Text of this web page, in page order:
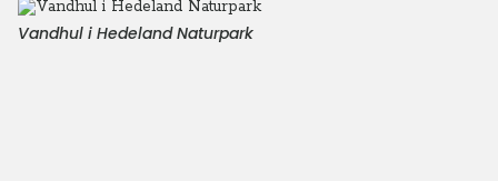
Vandhul i Hedeland Naturpark